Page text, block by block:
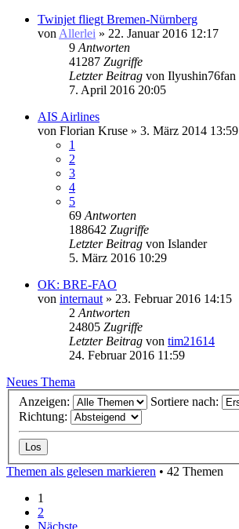
Twinjet fliegt Bremen-Nürnberg
von Allerlei » 22. Januar 2016 12:17
9 Antworten
41287 Zugriffe
Letzter Beitrag von Ilyushin76fan
7. April 2016 20:05
AIS Airlines
von Florian Kruse » 3. März 2014 13:59
1
2
3
4
5
69 Antworten
188642 Zugriffe
Letzter Beitrag von Islander
5. März 2016 10:29
OK: BRE-FAO
von internaut » 23. Februar 2016 14:15
2 Antworten
24805 Zugriffe
Letzter Beitrag von tim21614
24. Februar 2016 11:59
Neues Thema
Anzeigen:
Sortiere nach:
Richtung:
Themen als gelesen markieren • 42 Themen
1
2